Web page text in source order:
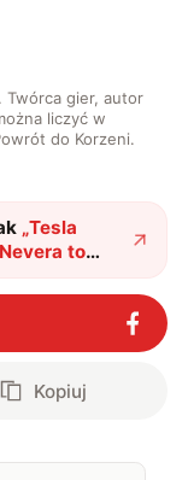
Twórca gier, autor
liczyć w
do Korzeni.
„Tesla
to
"?
Kopiuj